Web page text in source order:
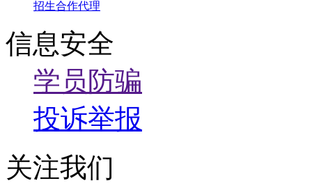
招生合作代理
信息安全
学员防骗
投诉举报
关注我们